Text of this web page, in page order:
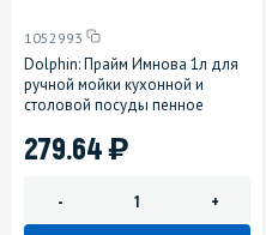
1052993
Dolphin: Прайм Имнова 1л для
ручной мойки кухонной и
столовой посуды пенное
279.64)
- +